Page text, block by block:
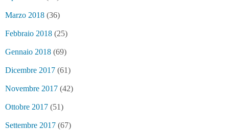
Marzo 2018 (36)
Febbraio 2018 (25)
Gennaio 2018 (69)
Dicembre 2017 (61)
Novembre 2017 (42)
Ottobre 2017 (51)
Settembre 2017 (67)